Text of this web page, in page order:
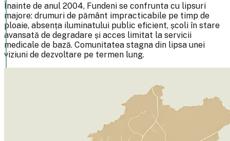
Înainte de anul 2004, Fundeni se confrunta cu lipsuri
majore: drumuri de pământ impracticabile pe timp de
ploaie, absența iluminatului public eficient, școli în stare
avansată de degradare și acces limitat la servicii
medicale de bază. Comunitatea stagna din lipsa unei
viziuni de dezvoltare pe termen lung.